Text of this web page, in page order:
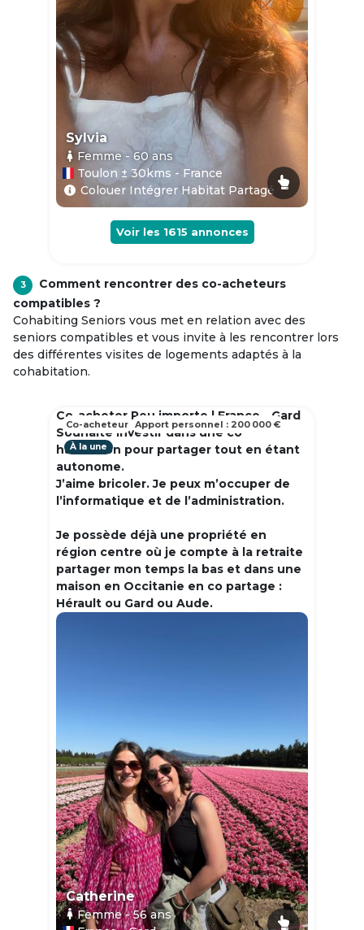
Sylvia
Femme - 60ans
Toulon ± 30kms - France
Colouer Intégrer Habitat Partagé
Voir les 1615 annonces
3
Comment rencontrer des co-acheteurs
compatibles ?
Cohabiting Seniors vous met en relation avec des
seniors compatibles et vous invite à les rencontrer lors
des différentes visites de logements adaptés à la
cohabitation.
Co-acheter Peu importe | France - Gard
Souhaite investir dans une co
habitation pour partager tout en étant
autonome.
J’aime bricoler. Je peux m’occuper de
l’informatique et de l’administration.
Je possède déjà une propriété en
région centre où je compte à la retraite
partager mon temps la bas et dans une
maison en Occitanie en co partage :
Hérault ou Gard ou Aude.
À la une
Catherine
Femme- 56ans
Co-acheteur Apport personnel : 200 000 €